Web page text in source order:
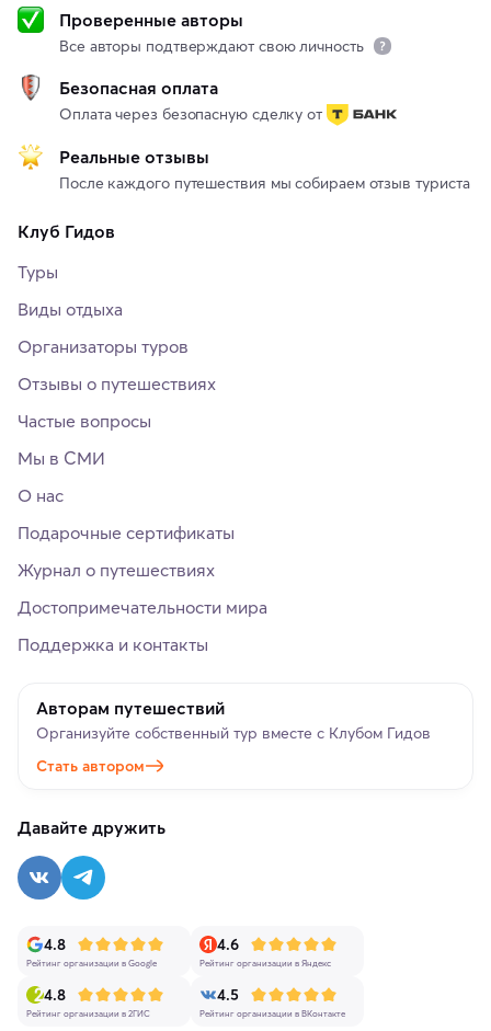
Проверенные авторы
Все авторы подтверждают свою личность
Безопасная оплата
Оплата через безопасную сделку от
Реальные отзывы
После каждого путешествия мы собираем отзыв туриста
Клуб Гидов
Туры
Виды отдыха
Организаторы туров
Отзывы о путешествиях
Частые вопросы
Мы в СМИ
О нас
Подарочные сертификаты
Журнал о путешествиях
Достопримечательности мира
Поддержка и контакты
Авторам путешествий
Организуйте собственный тур вместе с Клубом Гидов
Стать автором
Давайте дружить
4.8
Рейтинг организации в Google
4.6
Рейтинг организации в Яндекс
4.8
Рейтинг организации в 2ГИС
4.5
Рейтинг организации в ВКонтакте